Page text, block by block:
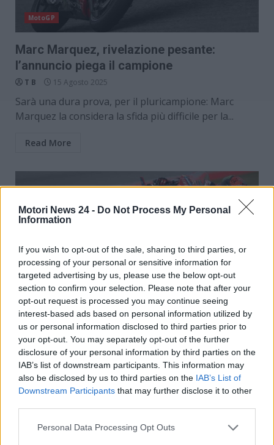
Motori News 24 - Do Not Process My Personal
Information
If you wish to opt-out of the sale, sharing to third parties, or
processing of your personal or sensitive information for
targeted advertising by us, please use the below opt-out
section to confirm your selection. Please note that after your
opt-out request is processed you may continue seeing
interest-based ads based on personal information utilized by
us or personal information disclosed to third parties prior to
your opt-out. You may separately opt-out of the further
disclosure of your personal information by third parties on the
IAB’s list of downstream participants. This information may
also be disclosed by us to third parties on the IAB’s List of
Downstream Participants that may further disclose it to other
Personal Data Processing Opt Outs
MotoGP
Marc Marquez, rivelazione pesante:
l’annuncio piega il campione
T B 15 Agosto 2025
Sarà una dura prova, per il pluricampione: Marc
Marquez la considera la sfida più difficile per la...
Read More
MotoGP
Umiliato Bagnaia: “Menomale che Ducati ha
preso Marquez”
T B 16 Luglio 2025
Il complicato momento in Ducati di Pecco Bagnaia è
stato commentato con termini molto duri ai
microfoni...